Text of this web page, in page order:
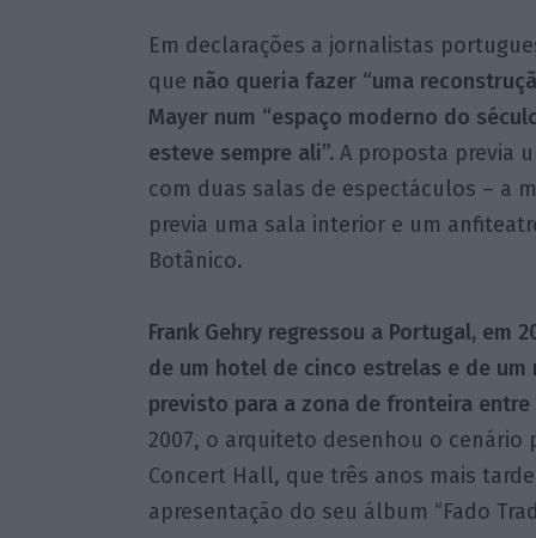
Em declarações a jornalistas
que não queria fazer “uma
Mayer num “espaço moderno do
esteve sempre ali”. A proposta previa
com duas salas de espectáculos – a
previa uma sala interior e um
Botânico.
Frank Gehry regressou a Portugal, em
de um hotel de cinco estrelas e de
previsto para a zona de fronteira
2007, o arquiteto desenhou o cenário
Concert Hall, que três anos mais
apresentação do seu álbum “Fado